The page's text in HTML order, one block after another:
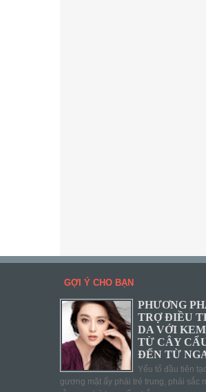
GỢI Ý CHO BẠN
PHƯƠNG
TRỢ ĐIỀU
DA VỚI
TỪ CÂY
ĐẾN TỪ
Yếu tố đầu tiên
gương mặt ấy phải trẻ trung, phải sắc